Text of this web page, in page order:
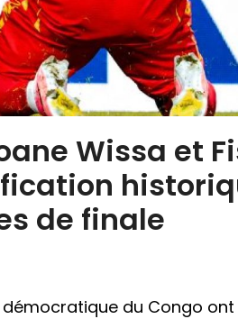
Wissa et
de finale
démocratique du Congo